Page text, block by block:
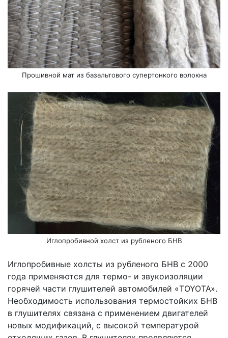
Прошивной мат из базальтового супертонкого волокна
Иглопробивной холст из рубленого БНВ
Иглопробивные холсты из рубленого БНВ с 2000
года применяются для термо- и звукоизоляции
горячей части глушителей автомобилей «TOYOTA».
Необходимость использования термостойких БНВ
в глушителях связана с применением двигателей
новых модификаций, с высокой температурой